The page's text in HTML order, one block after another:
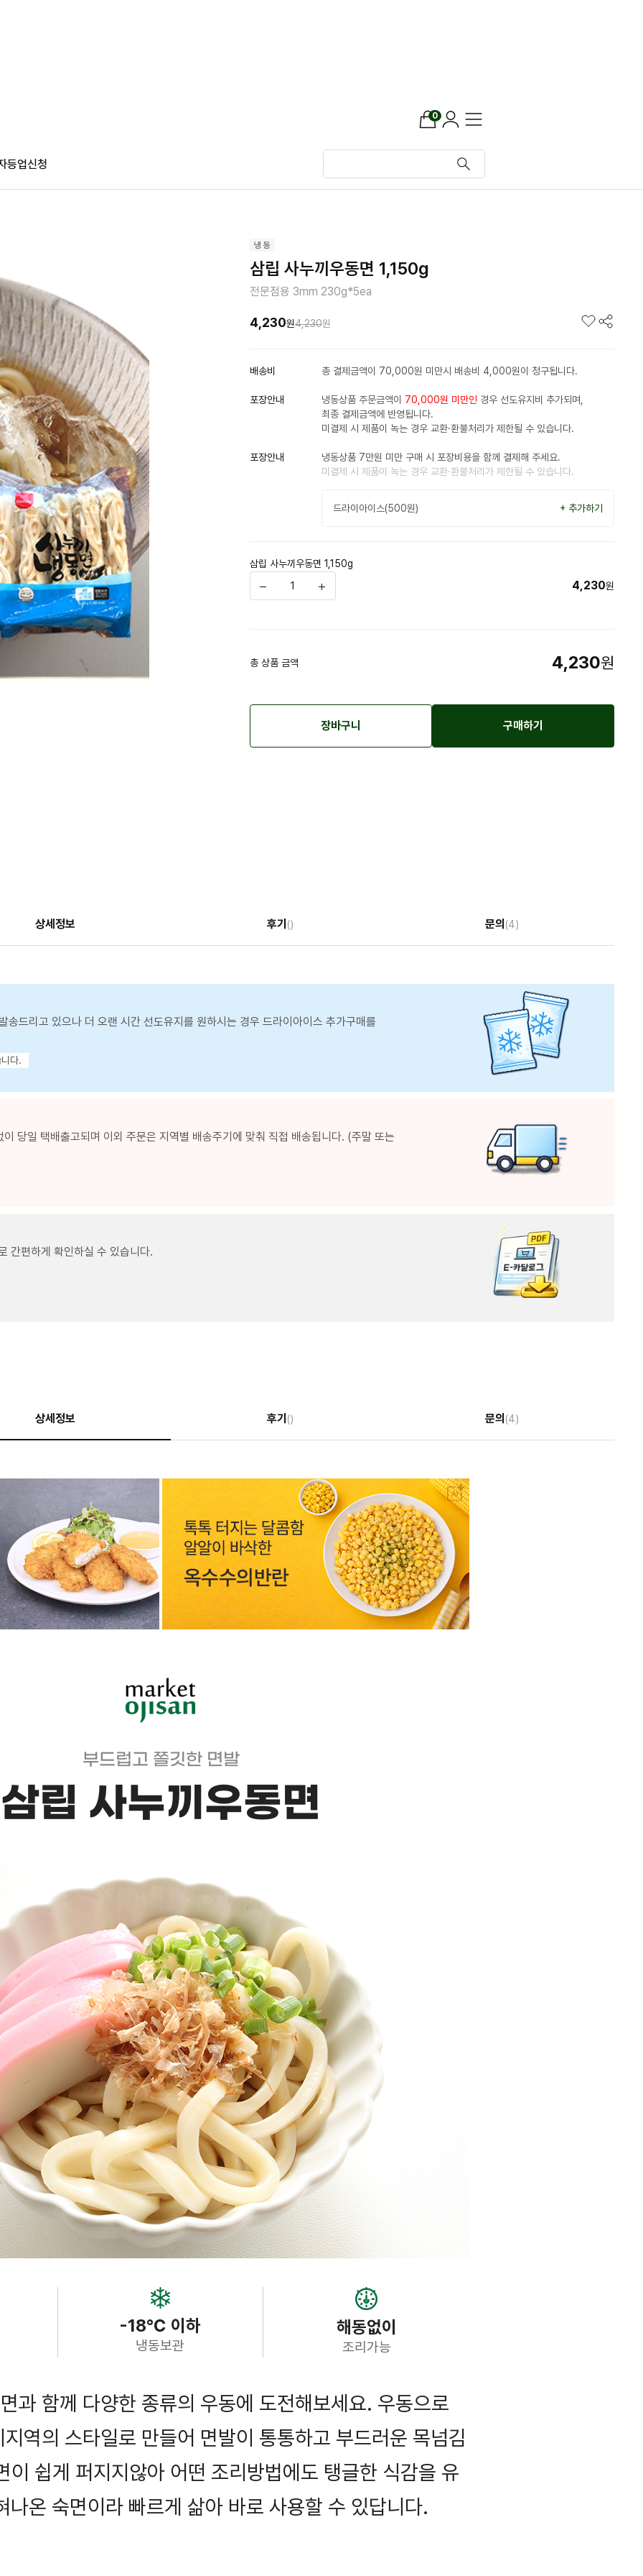
0
등업신청
삼립 사누끼우동면 1,150g
전문점용 3mm 230g*5ea
4,230원4,230원
배송비 총 결제금액이 70,000원 미만시 배송비 4,000원이 청구됩니다.
포장안내 냉동상품 주문금액이 70,000원 미만인 경우 선도유지비 추가되며,
최종 결제금액에 반영됩니다.
미결제 시 제품이 녹는 경우 교환·환불처리가 제한될 수 있습니다.
포장안내
냉동상품 7만원 미만 구매 시 포장비용을 함께 결제해 주세요.
미결제 시 제품이 녹는 경우 교환·환불처리가 제한될 수 있습니다.
드라이아이스(500원) + 추가하기
삼립 사누끼우동면 1,150g
4,230원
총 상품 금액 4,230원
장바구니 구매하기
상세정보 후기 () 문의 (4)
드리고 있으나 더 오랜 시간 선도유지를 원하시는 경우 드라이아이스 추가구매를
다.
당일 택배출고되며 이외 주문은 지역별 배송주기에 맞춰 직접 배송됩니다. (주말 또는
간편하게 확인하실 수 있습니다.
상세정보 후기 () 문의 (4)
부드럽고 쫄깃한 면발
삼립 사누끼우동면
-18℃ 이하
냉동보관
해동없이
조리가능
과 함께 다양한 종류의 우동에 도전해보세요. 우동으로
역의 스타일로 만들어 면발이 통통하고 부드러운 목넘김
이 쉽게 퍼지지않아 어떤 조리방법에도 탱글한 식감을 유
나온 숙면이라 빠르게 삶아 바로 사용할 수 있답니다.